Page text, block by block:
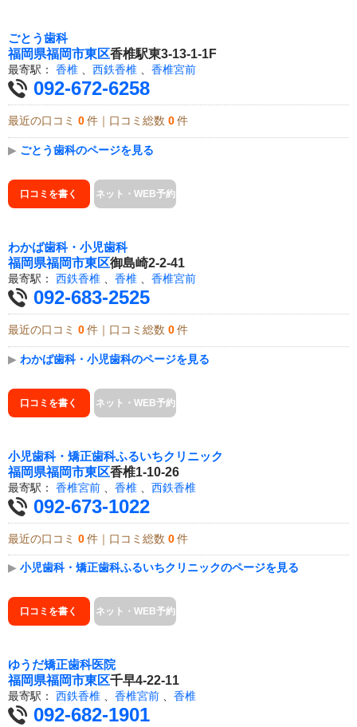
ごとう歯科
福岡県福岡市東区香椎駅東3-13-1-1F
最寄駅： 香椎 西鉄香椎 香椎宮前
092-672-6258
最近の口コミ 0 件｜口コミ総数 0 件
▶ ごとう歯科のページを見る
口コミを書く ネット・WEB予約
わかば歯科・小児歯科
福岡県福岡市東区御島崎2-2-41
最寄駅： 西鉄香椎 香椎 香椎宮前
092-683-2525
最近の口コミ 0 件｜口コミ総数 0 件
▶ わかば歯科・小児歯科のページを見る
口コミを書く ネット・WEB予約
小児歯科・矯正歯科ふるいちクリニック
福岡県福岡市東区香椎1-10-26
最寄駅： 香椎宮前 香椎 西鉄香椎
092-673-1022
最近の口コミ 0 件｜口コミ総数 0 件
▶ 小児歯科・矯正歯科ふるいちクリニックのページを見る
口コミを書く ネット・WEB予約
ゆうだ矯正歯科医院
福岡県福岡市東区千早4-22-11
最寄駅： 西鉄香椎 、 香椎宮前 、 香椎
092-682-1901